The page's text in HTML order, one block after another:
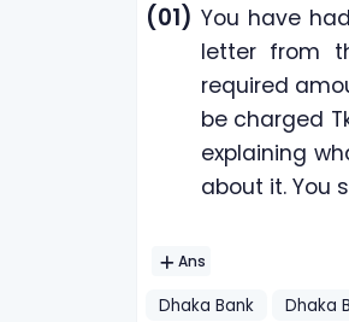
(01) You have
letter from
required
be charged
explaining
about it. You
Ans
Dhaka Bank Dhaka